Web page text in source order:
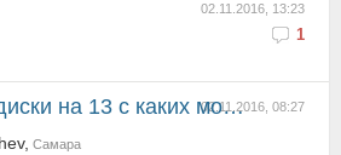
02.11.2016, 13:23
1
02.11.2016, 08:27
13 с каких моделей подходят
Самара